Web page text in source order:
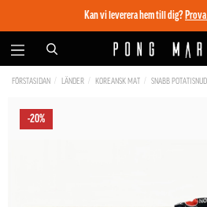
Kan vi leverera hem till dig?
FÖRSTASIDAN LÄNDER KOREANSK MAT SNABB
-20%